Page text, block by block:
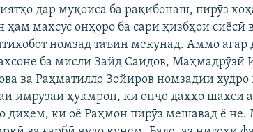
дар муқоиса ба рақибонаш, пирӯз
ҳам махсус онҳоро ба сари ҳизбҳои сиёсӣ
номзад таъин мекунад. Аммо агар
ба мисли Зайд Саидов, Маҳмадрӯзӣ
ва Раҳматилло Зойиров номзадии худро
имрӯзаи ҳукмрон, ки онҷо даҳҳо шахси
диҳем, ки оё Раҳмон пирӯз мешавад ё не.